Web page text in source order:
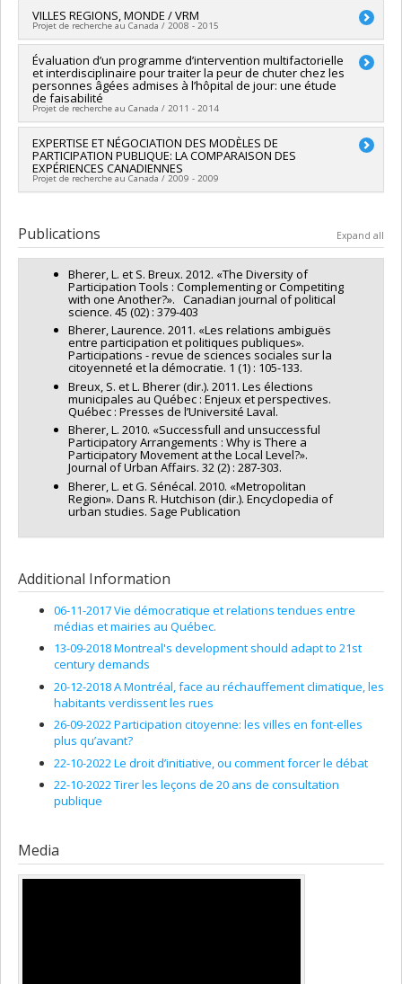
Funding sources:CRSH/Conseil de recherches en sciences
humaines du Canada
Grant programs:PVX99097-Subvention de développement de
partenariat
Lead researcher :Laurence Bherer
Co-researchers : Mario Gauthier ,Louis Simard
Funding sources:CRSH/Conseil de recherches en sciences
humaines du Canada
Grant programs:PVXXXXXX-Subvention Savoir
VILLES REGIONS, MONDE / VRM
Projet de recherche au Canada / 2008 - 2015
Lead researcher :Laurence Bherer
Co-researchers :Jean-Pierre Collin
Funding sources:FRQSC/Fonds de recherche du Québec -
Société et culture (FQRSC)
Grant programs:PV129894-(RG) Programme Regroupements
stratégiques
Évaluation d’un programme d’intervention multifactorielle
et interdisciplinaire pour traiter la peur de chuter chez les
personnes âgées admises à l’hôpital de jour: une étude
de faisabilité
Projet de recherche au Canada / 2011 - 2014
Lead researcher :Marie Andrée Bruneau
Co-researchers : Laurence Bherer,Johanne Filiatrault
Grenier
EXPERTISE ET NÉGOCIATION DES MODÈLES DE
PARTICIPATION PUBLIQUE: LA COMPARAISON DES
EXPÉRIENCES CANADIENNES
Projet de recherche au Canada / 2009 - 2009
Publications Expand all
Bherer, L. et S. Breux. 2012. «The Diversity of
Participation Tools : Complementing or Competiting
with one Another?». Canadian journal of political
science. 45 (02) : 379-403
Bherer, Laurence. 2011. «Les relations ambiguës
entre participation et politiques publiques».
Participations - revue de sciences sociales sur la
citoyenneté et la démocratie. 1 (1) : 105-133.
Breux, S. et L. Bherer (dir.). 2011. Les élections
municipales au Québec : Enjeux et perspectives.
Québec : Presses de l’Université Laval.
Bherer, L. 2010. «Successfull and unsuccessful
Participatory Arrangements : Why is There a
Participatory Movement at the Local Level?».
Journal of Urban Affairs. 32 (2) : 287-303.
Bherer, L. et G. Sénécal. 2010. «Metropolitan
Region». Dans R. Hutchison (dir.). Encyclopedia of
urban studies. Sage Publication
Additional Information
06-11-2017 Vie démocratique et relations tendues entre
médias et mairies au Québec.
13-09-2018 Montreal's development should adapt to 21st
century demands
20-12-2018 A Montréal, face au réchauffement climatique, les
habitants verdissent les rues
26-09-2022 Participation citoyenne: les villes en font-elles
plus qu’avant?
22-10-2022 Le droit d’initiative, ou comment forcer le débat
22-10-2022 Tirer les leçons de 20 ans de consultation
publique
Media